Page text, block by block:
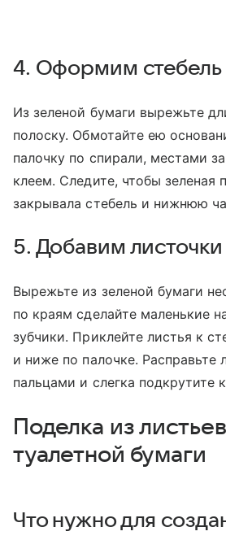
4. Оформим стебель
Из зеленой бумаги вырежьте
полоску. Обмотайте ею
палочку по спирали, местами
клеем. Следите, чтобы зеленая
закрывала стебель и нижнюю
5. Добавим листочки
Вырежьте из зеленой бумаги
по краям сделайте маленькие
зубчики. Приклейте листья к
и ниже по палочке. Расправьте
пальцами и слегка подкрутите
Поделка из
туалетной бумаги
Что нужно для